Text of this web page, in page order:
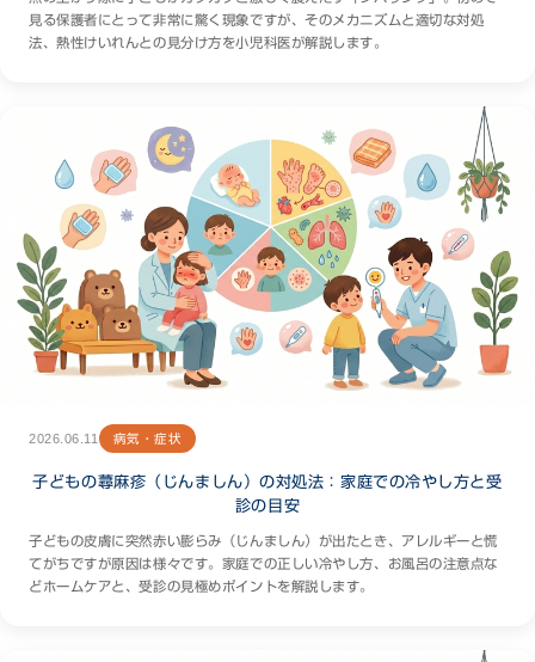
見る保護者にとって非常に驚く現象ですが、そのメカニズムと適切な対処
法、熱性けいれんとの見分け方を小児科医が解説します。
2026.06.11 病気・症状
子どもの蕁麻疹（じんましん）の対処法：家庭での冷やし方と受
診の目安
子どもの皮膚に突然赤い膨らみ（じんましん）が出たとき、アレルギーと慌
てがちですが原因は様々です。家庭での正しい冷やし方、お風呂の注意点な
どホームケアと、受診の見極めポイントを解説します。